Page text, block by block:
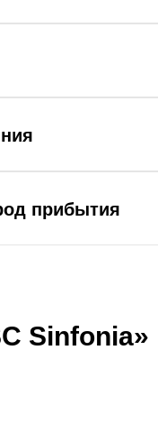
прибытия
Sinfonia»